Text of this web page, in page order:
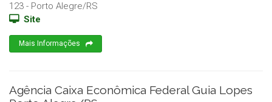
123 - Porto Alegre/RS
Site
Mais Informações
Agência Caixa Econômica Federal Guia Lopes